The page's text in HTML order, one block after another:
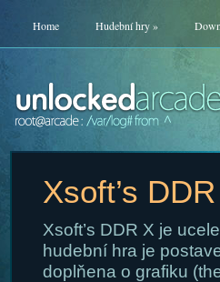
Home Hudební hry»
Xsoft’s
Xsoft’s DDR X je
hudební hra je
doplňena o grafiku